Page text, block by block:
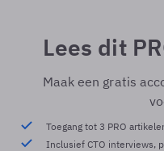
Lees dit
Maak een gratis
Toegang tot 3 PRO
Inclusief CTO interviews,